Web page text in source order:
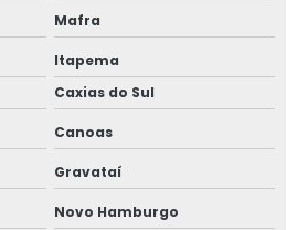
Mafra
Itapema
Caxias do Sul
Canoas
Gravataí
Novo Hamburgo